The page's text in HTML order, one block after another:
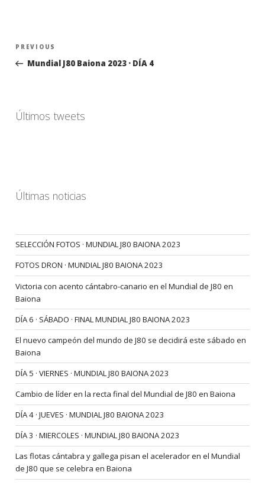
Navegación
entradas
Previous
Post
PREVIOUS
Mundial J80 Baiona 2023 · DÍA 4
Últimos tweets
Últimas noticias
SELECCIÓN FOTOS · MUNDIAL J80 BAIONA 2023
FOTOS DRON · MUNDIAL J80 BAIONA 2023
Victoria con acento cántabro-canario en el Mundial de J80 en
Baiona
DÍA 6 · SÁBADO · FINAL MUNDIAL J80 BAIONA 2023
El nuevo campeón del mundo de J80 se decidirá este sábado en
Baiona
DÍA 5 · VIERNES · MUNDIAL J80 BAIONA 2023
Cambio de líder en la recta final del Mundial de J80 en Baiona
DÍA 4 · JUEVES · MUNDIAL J80 BAIONA 2023
DÍA 3 · MIERCOLES · MUNDIAL J80 BAIONA 2023
Las flotas cántabra y gallega pisan el acelerador en el Mundial
de J80 que se celebra en Baiona